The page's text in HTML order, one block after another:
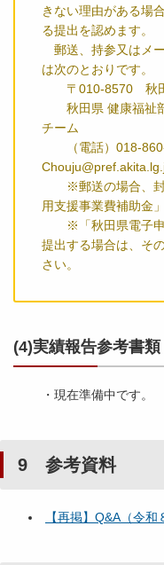
きない理由がある場
る提出を認めます。
郵送、持参又はメ
は次のとおりです。
〒010-8570 秋田
秋田県 健康福祉部
チーム
（電話）018-
※郵送の場合、封
用支援事業費補助金
※「秋田県電子申
提出する場合は、そ
さい。
(4)実績報告参考書類
・現在準備中です。
9 参考資料
【再掲】Q&A（令